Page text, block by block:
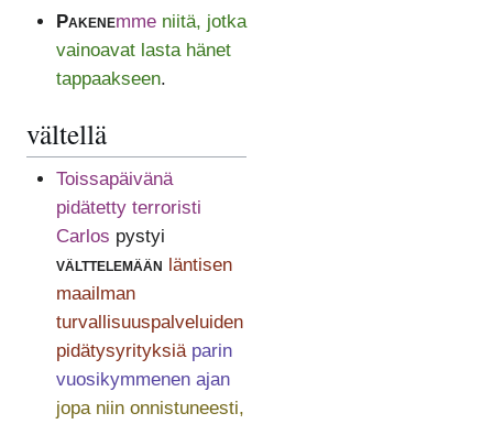
Pakenemme niitä, jotka
vainoavat lasta hänet
tappaakseen.
vältellä
Toissapäivänä
pidätetty terroristi
Carlos pystyi
välttelemään läntisen
maailman
turvallisuuspalveluiden
pidätysyrityksiä parin
vuosikymmenen ajan
jopa niin onnistuneesti,